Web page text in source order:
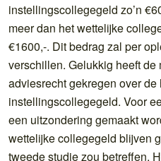
instellingscollegegeld zo’n
meer dan het wettelijke
€1600,-. Dit bedrag zal per
verschillen. Gelukkig heeft
adviesrecht gekregen over de
instellingscollegegeld. Voor
een uitzondering gemaakt
wettelijke collegegeld blijven
tweede studie zou betreffen.